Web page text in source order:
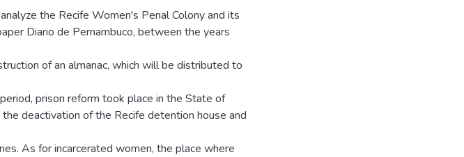
the Recife Women's Penal Colony and its
Diario de Pernambuco, between the years
of an almanac, which will be distributed to
prison reform took place in the State of
deactivation of the Recife detention house and
As for incarcerated women, the place where